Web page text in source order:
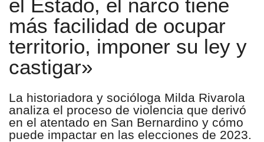
Soberanas
Oligarquía
Despacio Sonoro
especiales
el Estado, el narco tiene
más facilidad de ocupar
territorio, imponer su ley y
castigar»
La historiadora y socióloga Milda Rivarola
analiza el proceso de violencia que derivó
en el atentado en San Bernardino y cómo
puede impactar en las elecciones de 2023.